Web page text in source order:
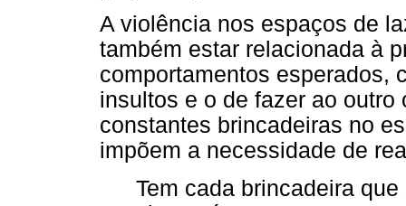
A violência nos espaços de
também estar relacionada à
comportamentos esperados,
insultos e o de fazer ao
constantes brincadeiras no
impõem a necessidade de
Tem cada brincadeira